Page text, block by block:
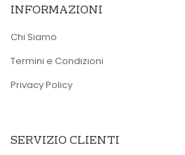
INFORMAZIONI
Chi Siamo
Termini e Condizioni
Privacy Policy
SERVIZIO CLIENTI